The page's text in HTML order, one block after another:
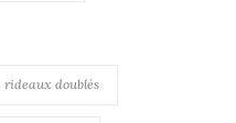
rideaux doublés